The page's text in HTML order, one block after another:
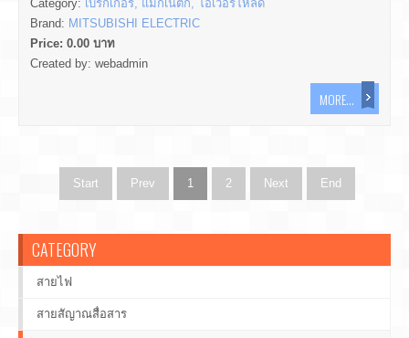
Category: เบรกเกอร์, แมกเนติก, โอเวอร์โหลด
Brand: MITSUBISHI ELECTRIC
Price: 0.00 บาท
Created by: webadmin
MORE...
Start Prev 1 2 Next End
CATEGORY
สายไฟ
สายสัญาณสื่อสาร